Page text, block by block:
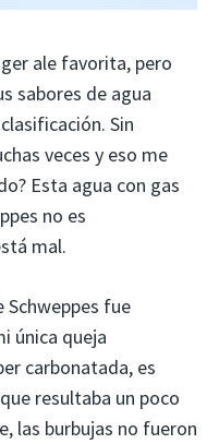
ale favorita, pero
sabores de agua
Sin
veces y eso me
Esta agua con gas
no es
mal.
fue
única queja
carbonatada, es
resultaba un poco
las burbujas no fueron